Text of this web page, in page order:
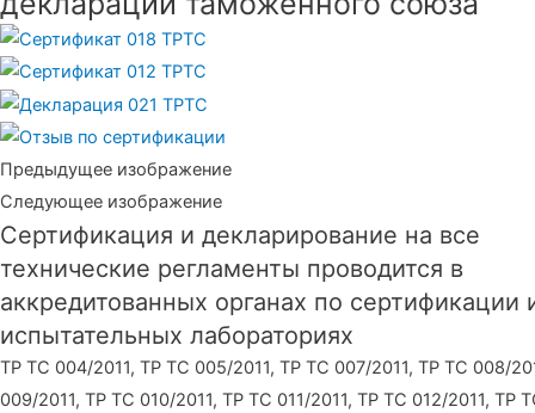
Предыдущее изображение
Следующее изображение
Сертификация и декларирование на все
технические регламенты проводится в
аккредитованных органах по сертификации
испытательных лабораториях
ТР ТС 004/2011, ТР ТС 005/2011, ТР ТС 007/2011, ТР ТС 008/
009/2011, ТР ТС 010/2011, ТР ТС 011/2011, ТР ТС 012/2011, ТР